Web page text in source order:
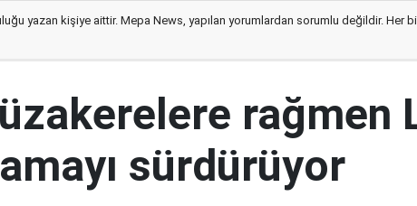
yazan kişiye aittir. Mepa News, yapılan yorumlardan sorumlu değildir. Her
rağmen
sürdürüyor